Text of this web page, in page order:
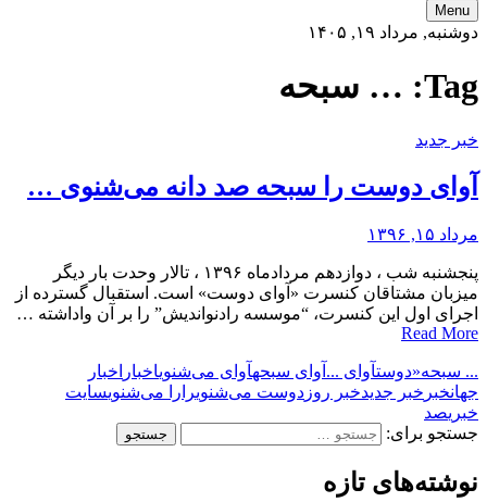
Menu
دوشنبه, مرداد ۱۹, ۱۴۰۵
Tag: … سبحه
خبر جدید
آوای دوست را سبحه صد دانه می‌شنوی …
مرداد ۱۵, ۱۳۹۶
پنجشنبه شب ، دوازدهم مردادماه ۱۳۹۶ ، تالار وحدت بار دیگر
میزبان مشتاقان کنسرت «آوای دوست» است. استقبال گسترده از
اجرای اول این کنسرت، “موسسه رادنواندیش” را بر آن واداشته …
Read More
... سبحه«دوستآوای ... آوای سبحهآوای می‌شنویاخبار اخبار
جهانخبر خبر جدیدخبر روز دوست می‌شنویرا را می‌شنویسایت
خبریصد
جستجو برای:
نوشته‌های تازه